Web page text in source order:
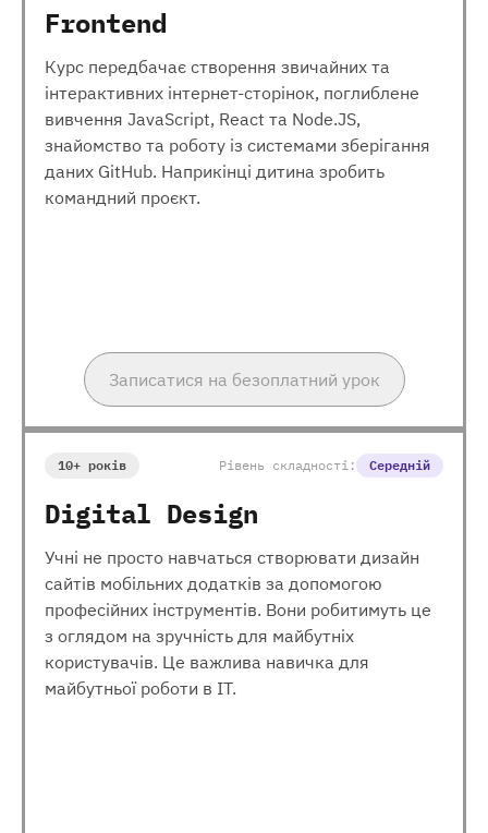
Frontend
Курс передбачає створення звичайних та
інтерактивних інтернет-сторінок, поглиблене
вивчення JavaScript, React та Node.JS,
знайомство та роботу із системами зберігання
даних GitHub. Наприкінці дитина зробить
командний проєкт.
Записатися на безоплатний урок
10+ років Рівень складності: Середній
Digital Design
Учні не просто навчаться створювати дизайн
сайтів мобільних додатків за допомогою
професійних інструментів. Вони робитимуть це
з оглядом на зручність для майбутніх
користувачів. Це важлива навичка для
майбутньої роботи в ІТ.